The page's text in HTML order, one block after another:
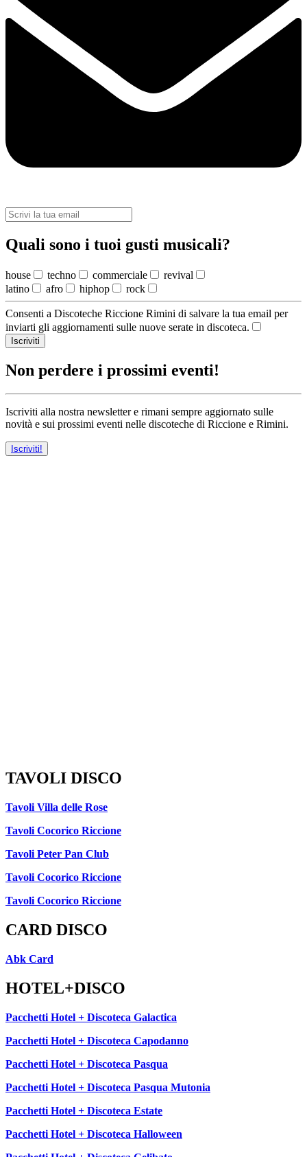
Quali sono i tuoi gusti musicali?
house techno commerciale
revival
latino
afro hiphop rock
Consenti a Discoteche Riccione Rimini di salvare la tua email per
inviarti gli aggiornamenti sulle nuove serate in discoteca.
Iscriviti
Non perdere i prossimi eventi!
Iscriviti alla nostra newsletter e rimani sempre aggiornato sulle
novità e sui prossimi eventi nelle discoteche di Riccione e Rimini.
Iscriviti!
TAVOLI DISCO
Tavoli Villa delle Rose
Tavoli Cocorico Riccione
Tavoli Peter Pan Club
Tavoli Cocorico Riccione
Tavoli Cocorico Riccione
CARD DISCO
Abk Card
HOTEL+DISCO
Pacchetti Hotel + Discoteca Galactica
Pacchetti Hotel + Discoteca Capodanno
Pacchetti Hotel + Discoteca Pasqua
Pacchetti Hotel + Discoteca Pasqua Mutonia
Pacchetti Hotel + Discoteca Estate
Pacchetti Hotel + Discoteca Halloween